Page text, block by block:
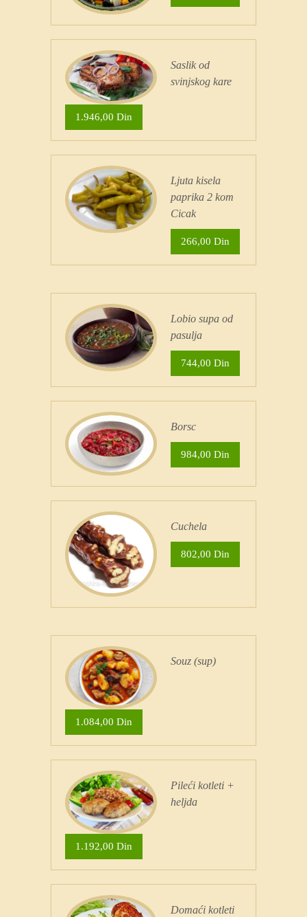
Saslik od
svinjskog kare
1.946,00 Din
Ljuta kisela
paprika 2 kom
Cicak
266,00 Din
Lobio supa od
pasulja
744,00 Din
Borsc
984,00 Din
Cuchela
802,00 Din
Souz (sup)
1.084,00 Din
Pileći kotleti +
heljda
1.192,00 Din
Domaći kotleti